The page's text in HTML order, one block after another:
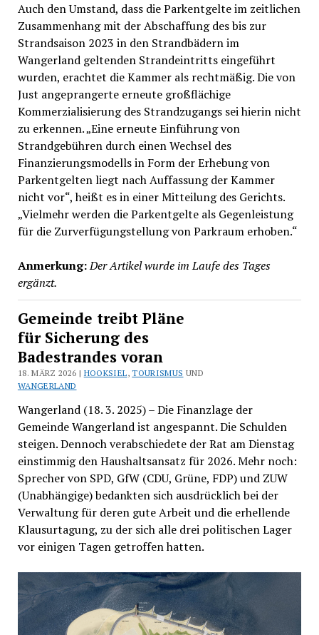
Auch den Umstand, dass die Parkentgelte im zeitlichen
Zusammenhang mit der Abschaffung des bis zur
Strandsaison 2023 in den Strandbädern im
Wangerland geltenden Strandeintritts eingeführt
wurden, erachtet die Kammer als rechtmäßig. Die von
Just angeprangerte erneute großflächige
Kommerzialisierung des Strandzugangs sei hierin nicht
zu erkennen. „Eine erneute Einführung von
Strandgebühren durch einen Wechsel des
Finanzierungsmodells in Form der Erhebung von
Parkentgelten liegt nach Auffassung der Kammer
nicht vor“, heißt es in einer Mitteilung des Gerichts.
„Vielmehr werden die Parkentgelte als Gegenleistung
für die Zurverfügungstellung von Parkraum erhoben.“
Anmerkung:Der Artikel wurde im Laufe des Tages
ergänzt.
Gemeinde treibt Pläne
für Sicherung des
Badestrandes voran
18. MÄRZ 2026 | HOOKSIEL,TOURISMUS UND
WANGERLAND
Wangerland (18. 3. 2025) – Die Finanzlage der
Gemeinde Wangerland ist angespannt. Die Schulden
steigen. Dennoch verabschiedete der Rat am Dienstag
einstimmig den Haushaltsansatz für 2026. Mehr noch:
Sprecher von SPD, GfW (CDU, Grüne, FDP) und ZUW
(Unabhängige) bedankten sich ausdrücklich bei der
Verwaltung für deren gute Arbeit und die erhellende
Klausurtagung, zu der sich alle drei politischen Lager
vor einigen Tagen getroffen hatten.